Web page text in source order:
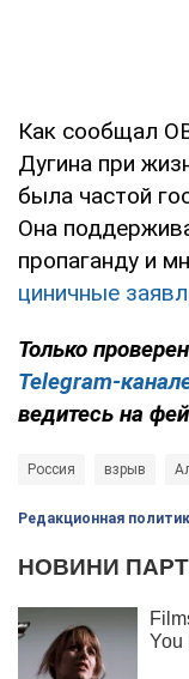
Как сообщал
Дугина при
была частой
Она
пропаганду и
циничные
Только
Telegram-
ведитесь на
Россия взрыв
Редакционная